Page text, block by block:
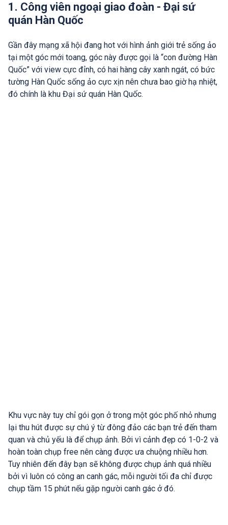
1. Công viên ngoại giao đoàn - Đại sứ
quán Hàn Quốc
Gần đây mạng xã hội đang hot với hình ảnh giới trẻ sống ảo
tại một góc mới toang, góc này được gọi là “con đường Hàn
Quốc” với view cực đỉnh, có hai hàng cây xanh ngát, có bức
tường Hàn Quốc sống ảo cực xịn nên chưa bao giờ hạ nhiệt,
đó chính là khu Đại sứ quán Hàn Quốc.
Khu vực này tuy chỉ gói gọn ở trong một góc phố nhỏ nhưng
lại thu hút được sự chú ý từ đông đảo các bạn trẻ đến tham
quan và chủ yếu là để chụp ảnh. Bởi vì cảnh đẹp có 1-0-2 và
hoàn toàn chụp free nên càng được ưa chuộng nhiều hơn.
Tuy nhiên đến đây bạn sẽ không được chụp ảnh quá nhiều
bởi vì luôn có công an canh gác, mỗi người tối đa chỉ được
chụp tầm 15 phút nếu gặp người canh gác ở đó.